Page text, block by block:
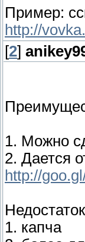
Пример:
http://
[2]
1. Можно
2. Дается
http://
1. капча